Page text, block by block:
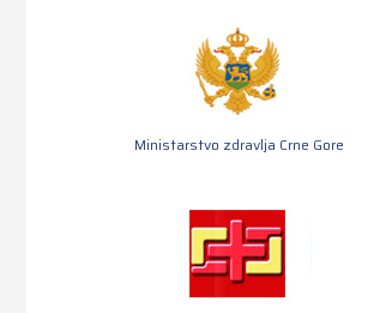
Ministarstvo zdravlja Crne Gore